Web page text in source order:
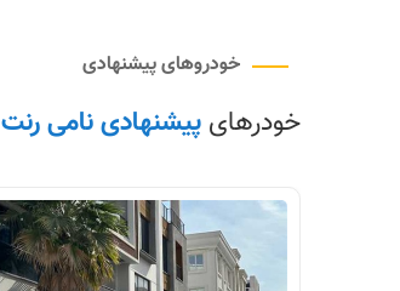
خودروهای پیشنهادی
خودرهای پیشنهادی نامی رنت